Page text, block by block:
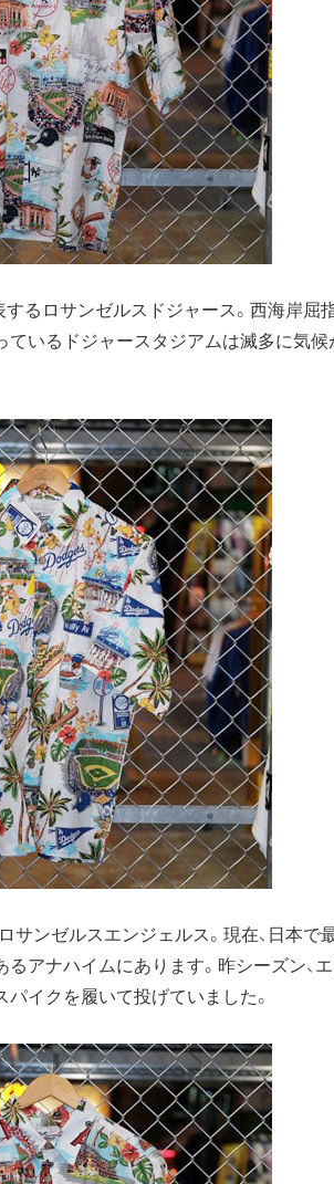
するロサンゼルスドジャース。西海岸
いるドジャースタジアムは滅多に気
サンゼルスエンジェルス。現在、日本
アナハイムにあります。昨シーズン、
イクを履いて投げていました。